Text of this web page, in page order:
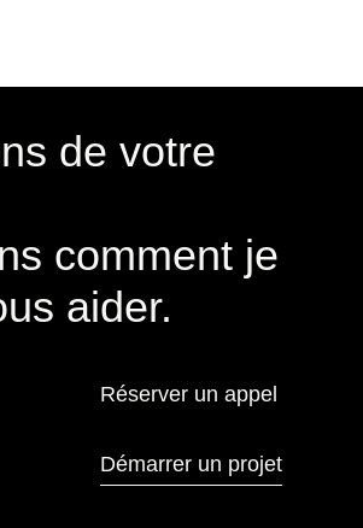
de votre
comment je
aider.